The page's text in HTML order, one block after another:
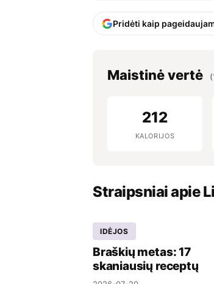
Pridėti kaip
Maistinė vertė
212
KALORIJOS
Straipsniai apie
IDĖJOS
Braškių metas: 17
skaniausių receptų